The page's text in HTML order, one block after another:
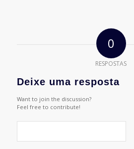
0
RESPOSTAS
Deixe uma resposta
Want to join the discussion?
Feel free to contribute!